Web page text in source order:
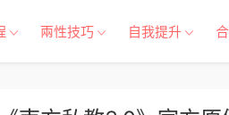
兩性技巧 自我提升